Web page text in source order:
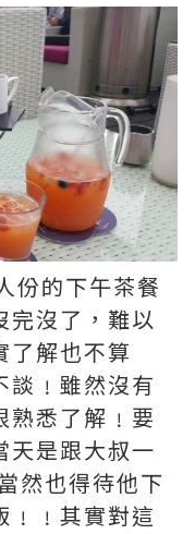
份的下午茶餐
完沒了，難以
了解也不算
談﹗雖然沒有
熟悉了解﹗要
天是跟大叔一
然也得待他下
﹗﹗其實對這